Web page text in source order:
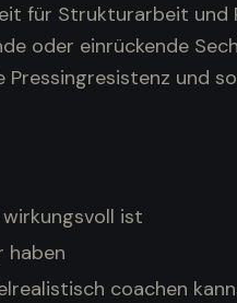
für Strukturarbeit und
oder einrückende
Pressingresistenz und
ist
haben
coachen